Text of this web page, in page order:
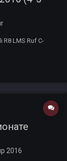
R8 LMS Ruf C-
2016